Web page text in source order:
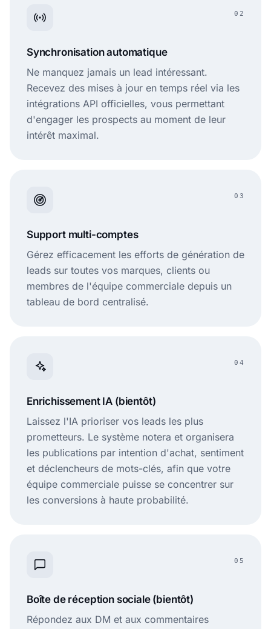
02
Synchronisation automatique
Ne manquez jamais un lead intéressant.
Recevez des mises à jour en temps réel via les
intégrations API officielles, vous permettant
d'engager les prospects au moment de leur
intérêt maximal.
03
Support multi-comptes
Gérez efficacement les efforts de génération de
leads sur toutes vos marques, clients ou
membres de l'équipe commerciale depuis un
tableau de bord centralisé.
04
Enrichissement IA (bientôt)
Laissez l'IA prioriser vos leads les plus
prometteurs. Le système notera et organisera
les publications par intention d'achat, sentiment
et déclencheurs de mots-clés, afin que votre
équipe commerciale puisse se concentrer sur
les conversions à haute probabilité.
05
Boîte de réception sociale (bientôt)
Répondez aux DM et aux commentaires